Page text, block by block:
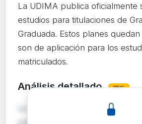
La UDIMA publica oficialmente
estudios para titulaciones de
Graduada. Estos planes
son de aplicación para los
matriculados.
Análisis detallado PRO
La Universidad a Distancia de